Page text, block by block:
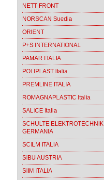
NETT FRONT
NORSCAN Suedia
ORIENT
P+S INTERNATIONAL
PAMAR ITALIA
POLIPLAST Italia
PREMLINE ITALIA
ROMAGNAPLASTIC Italia
SALICE Italia
SCHULTE ELEKTROTECHNIK
GERMANIA
SCILM ITALIA
SIBU AUSTRIA
SIIM ITALIA